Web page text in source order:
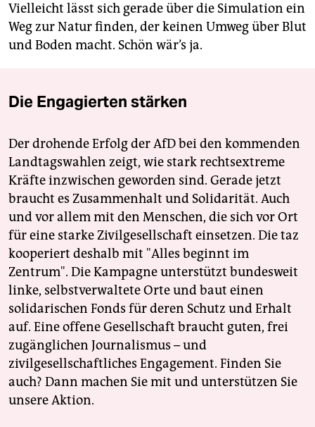
Vielleicht lässt sich gerade über die Simulation ein
Weg zur Natur finden, der keinen Umweg über Blut
und Boden macht. Schön wär’s ja.
Die Engagierten stärken
Der drohende Erfolg der AfD bei den kommenden
Landtagswahlen zeigt, wie stark rechtsextreme
Kräfte inzwischen geworden sind. Gerade jetzt
braucht es Zusammenhalt und Solidarität. Auch
und vor allem mit den Menschen, die sich vor Ort
für eine starke Zivilgesellschaft einsetzen. Die taz
kooperiert deshalb mit "Alles beginnt im
Zentrum". Die Kampagne unterstützt bundesweit
linke, selbstverwaltete Orte und baut einen
solidarischen Fonds für deren Schutz und Erhalt
auf. Eine offene Gesellschaft braucht guten, frei
zugänglichen Journalismus – und
zivilgesellschaftliches Engagement. Finden Sie
auch? Dann machen Sie mit und unterstützen Sie
unsere Aktion.